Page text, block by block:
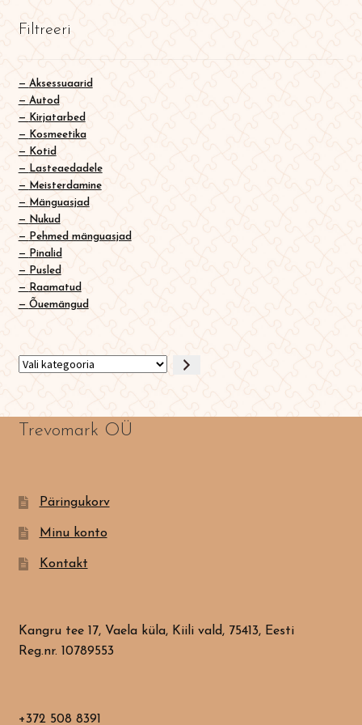
Filtreeri
Aksessuaarid
Autod
Kirjatarbed
Kosmeetika
Kotid
Lasteaedadele
Meisterdamine
Mänguasjad
Nukud
Pehmed mänguasjad
Pinalid
Pusled
Raamatud
Õuemängud
Vali
kategooria
Trevomark OÜ
Päringukorv
Minu konto
Kontakt
Kangru tee 17, Vaela küla, Kiili vald, 75413, Eesti
Reg.nr. 10789553
+372 508 8391